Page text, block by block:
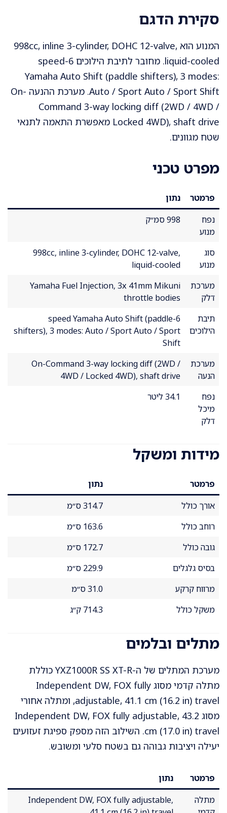
סקירת הדגם
המנוע הוא 998cc, inline 3-cylinder, DOHC 12-valve,
liquid-cooled. מחובר לתיבת הילוכים 6-speed
Yamaha Auto Shift (paddle shifters), 3 modes:
Auto / Sport Auto / Sport Shift. מערכת ההנעה On-
Command 3-way locking diff (2WD / 4WD /
Locked 4WD), shaft drive מאפשרת התאמה לתנאי
שטח מגוונים.
מפרט טכני
פרמטר
נתון
נפח
מנוע
998 סמ״ק
סוג
מנוע
998cc, inline 3-cylinder, DOHC 12-valve,
liquid-cooled
מערכת
דלק
Yamaha Fuel Injection, 3x 41mm Mikuni
throttle bodies
תיבת
הילוכים
6-speed Yamaha Auto Shift (paddle
shifters), 3 modes: Auto / Sport Auto / Sport
Shift
מערכת
הנעה
On-Command 3-way locking diff (2WD /
4WD / Locked 4WD), shaft drive
נפח
מיכל
דלק
34.1 ליטר
מידות ומשקל
פרמטר
נתון
אורך כולל
314.7 ס״מ
רוחב כולל
163.6 ס״מ
גובה כולל
172.7 ס״מ
בסיס גלגלים
229.9 ס״מ
מרווח קרקע
31.0 ס״מ
משקל כולל
714.3 ק״ג
מתלים ובלמים
מערכת המתלים של ה-YXZ1000R SS XT-R כוללת
מתלה קדמי מסוג Independent DW, FOX fully
adjustable, 41.1 cm (16.2 in) travel, ומתלה אחורי
מסוג Independent DW, FOX fully adjustable, 43.2
cm (17.0 in) travel. השילוב הזה מספק ספיגת זעזועים
יעילה ויציבות גבוהה גם בשטח סלעי ומשובש.
פרמטר
נתון
מתלה
Independent DW, FOX fully adjustable,